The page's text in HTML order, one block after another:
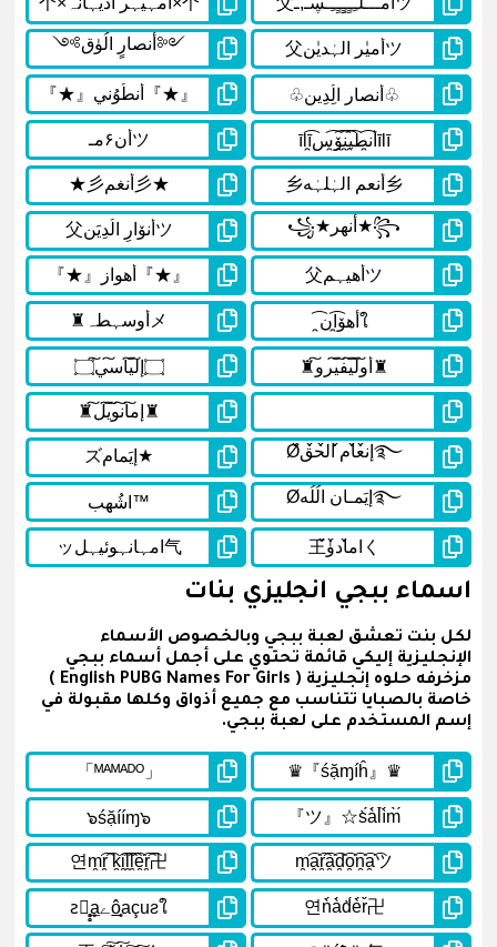
اسماء ببجي انجليزي بنات
لكل بنت تعشق لعبة ببجي وبالخصوص الأسماء
الإنجليزية إليكي قائمة تحتوي على أجمل أسماء ببجي
مزخرفه حلوه إنجليزية ( English PUBG Names For Girls )
خاصة بالصبايا تتناسب مع جميع أذواق وكلها مقبولة في
إسم المستخدم على لعبة ببجي.